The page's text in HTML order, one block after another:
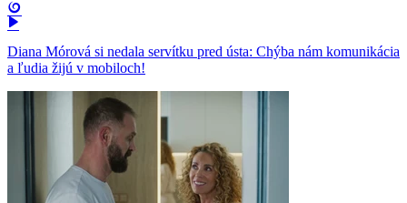
Diana Mórová si nedala servítku pred ústa: Chýba nám komunikácia
a ľudia žijú v mobiloch!